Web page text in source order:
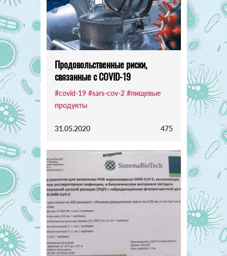
Продовольственные риски,
связанные с COVID-19
#covid-19 #sars-cov-2 #пищевые
продукты
31.05.2020 475